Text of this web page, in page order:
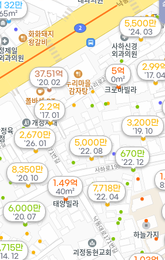
32만
2,670만
'26. 01
5,500만
'24. 03
670만
'22. 12
5,000만
'22. 08
7,718만
'22. 04
1.49억
40m²
5억
0m²
8,350만
'20. 10
6,000만
'20. 07
37.51억
'20. 02
3,200만
'19. 10
2.99
'17. 04
2.2억
'17. 01
만
12